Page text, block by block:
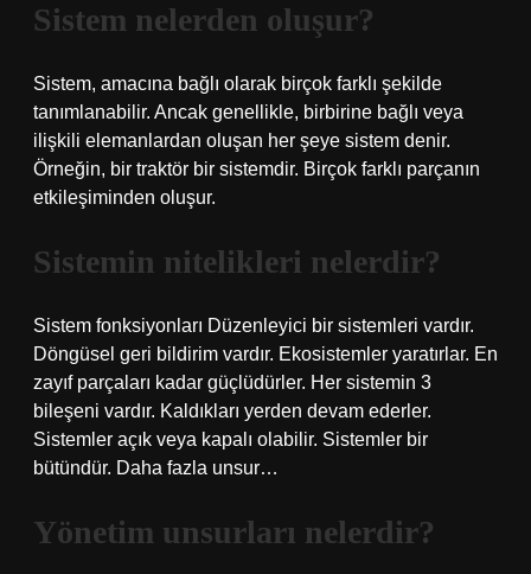
Sistem nelerden oluşur?
Sistem, amacına bağlı olarak birçok farklı şekilde
tanımlanabilir. Ancak genellikle, birbirine bağlı veya
ilişkili elemanlardan oluşan her şeye sistem denir.
Örneğin, bir traktör bir sistemdir. Birçok farklı parçanın
etkileşiminden oluşur.
Sistemin nitelikleri nelerdir?
Sistem fonksiyonları Düzenleyici bir sistemleri vardır.
Döngüsel geri bildirim vardır. Ekosistemler yaratırlar. En
zayıf parçaları kadar güçlüdürler. Her sistemin 3
bileşeni vardır. Kaldıkları yerden devam ederler.
Sistemler açık veya kapalı olabilir. Sistemler bir
bütündür. Daha fazla unsur…
Yönetim unsurları nelerdir?